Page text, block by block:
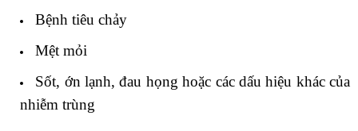
Bệnh tiêu chảy
Mệt mỏi
Sốt, ớn lạnh, đau họng hoặc các dấu hiệu khác của
nhiễm trùng